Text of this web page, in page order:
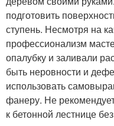
подготовить
ступень. Несмотря на
профессионализм
опалубку и заливали
быть неровности и
использовать
фанеру. Не
к бетонной лестнице